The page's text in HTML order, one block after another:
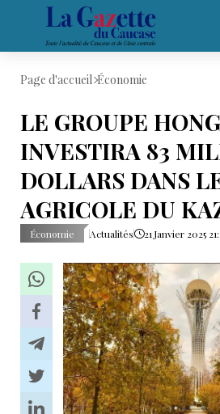
Page d'accueil Économie
LE GROUPE
INVESTIRA 83
DOLLARS DANS
AGRICOLE DU
Économie Actualités 21 Janvier 2025